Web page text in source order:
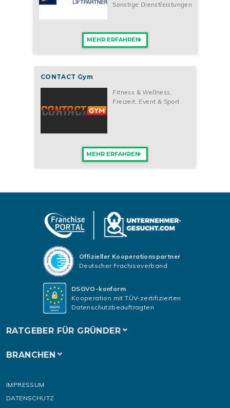
Sonstige Dienstleistungen
MEHR ERFAHREN
CONTACT Gym
Fitness & Wellness
Freizeit, Event & Sport
MEHR ERFAHREN
Offizieller Kooperationspartner
Deutscher Frachiseverband
DSGVO-konform
Kooperation mit TÜV-zertifizierten
Datenschutzbeauftragten
RATGEBER FÜR GRÜNDER
BRANCHEN
IMPRESSUM
DATENSCHUTZ